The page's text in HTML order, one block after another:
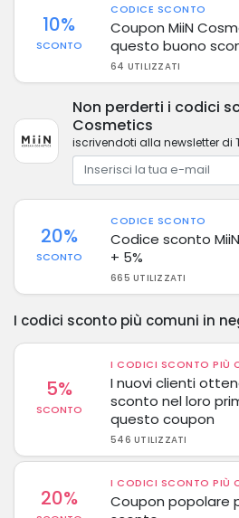
10%
SCONTO
CODICE SCONTO
Coupon MiiN
questo buono
64 UTILIZZATI
Non perderti i codici
Cosmetics
iscrivendoti alla newsletter di
20%
SCONTO
CODICE SCONTO
Codice sconto
+ 5%
665 UTILIZZATI
I codici sconto più comuni in
5%
SCONTO
I CODICI SCONTO PIÙ
I nuovi clienti
sconto nel loro
questo coupon
546 UTILIZZATI
20%
I CODICI SCONTO PIÙ
Coupon popolare